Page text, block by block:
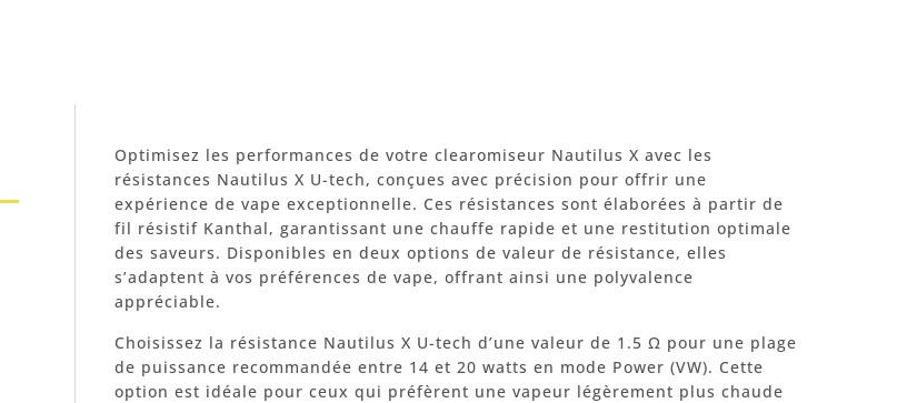
Optimisez les performances de votre clearomiseur Nautilus X avec les
résistances Nautilus X U-tech, conçues avec précision pour offrir une
expérience de vape exceptionnelle. Ces résistances sont élaborées à partir de
fil résistif Kanthal, garantissant une chauffe rapide et une restitution optimale
des saveurs. Disponibles en deux options de valeur de résistance, elles
s’adaptent à vos préférences de vape, offrant ainsi une polyvalence
appréciable.
Choisissez la résistance Nautilus X U-tech d’une valeur de 1.5 Ω pour une plage
de puissance recommandée entre 14 et 20 watts en mode Power (VW). Cette
option est idéale pour ceux qui préfèrent une vapeur légèrement plus chaude